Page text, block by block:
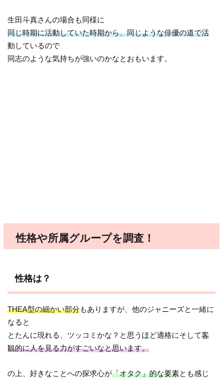
生田斗真さんの場合も同様に
同じ時期に活動していた時期から、同じような俳優の道で活
動しているので
同志のような気持ちが強いのかなとおもいます。
性格や所属グループを調査！
性格は？
THEA型の細かい部分もありますが、他のジャニーズと一緒に
なると
とたんに現れる、ツッコミかな？と思うほど適格にそして客
観的に人を見る力がすごいなと思います。
の上、好きなことへの探求心が「オタク」的な要素とも感じ